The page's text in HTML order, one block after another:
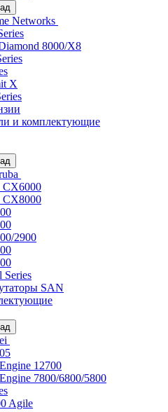
Networks
8000/X8
X
и комплектующие
CX6000
CX8000
2900
Series
SAN
12700
7800/6800/5800
Agile